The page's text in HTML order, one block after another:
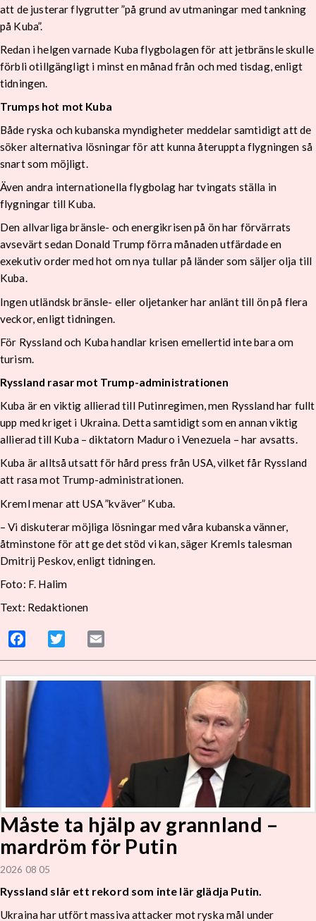
att de justerar flygrutter ”på grund av utmaningar med tankning
på Kuba”.
Redan i helgen varnade Kuba flygbolagen för att jetbränsle skulle
förbli otillgängligt i minst en månad från och med tisdag, enligt
tidningen.
Trumps hot mot Kuba
Både ryska och kubanska myndigheter meddelar samtidigt att de
söker alternativa lösningar för att kunna återuppta flygningen så
snart som möjligt.
Även andra internationella flygbolag har tvingats ställa in
flygningar till Kuba.
Den allvarliga bränsle- och energikrisen på ön har förvärrats
avsevärt sedan Donald Trump förra månaden utfärdade en
exekutiv order med hot om nya tullar på länder som säljer olja till
Kuba.
Ingen utländsk bränsle- eller oljetanker har anlänt till ön på flera
veckor, enligt tidningen.
För Ryssland och Kuba handlar krisen emellertid inte bara om
turism.
Ryssland rasar mot Trump-administrationen
Kuba är en viktig allierad till Putinregimen, men Ryssland har fullt
upp med kriget i Ukraina. Detta samtidigt som en annan viktig
allierad till Kuba – diktatorn Maduro i Venezuela – har avsatts.
Kuba är alltså utsatt för hård press från USA, vilket får Ryssland
att rasa mot Trump-administrationen.
Kreml menar att USA ”kväver” Kuba.
– Vi diskuterar möjliga lösningar med våra kubanska vänner,
åtminstone för att ge det stöd vi kan, säger Kremls talesman
Dmitrij Peskov, enligt tidningen.
Foto: F. Halim
Text: Redaktionen
Facebook Twitter
Måste ta hjälp av grannland –
mardröm för Putin
2026 08 05
Ryssland slår ett rekord som inte lär glädja Putin.
Ukraina har utfört massiva attacker mot ryska mål under